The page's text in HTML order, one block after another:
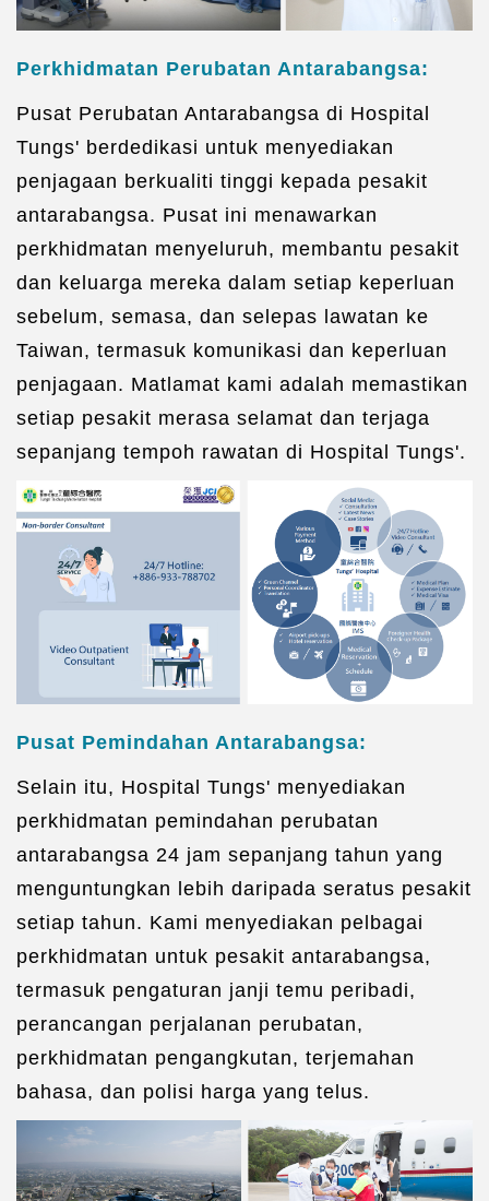
Perkhidmatan Perubatan Antarabangsa:
Pusat Perubatan Antarabangsa di Hospital
Tungs' berdedikasi untuk menyediakan
penjagaan berkualiti tinggi kepada pesakit
antarabangsa. Pusat ini menawarkan
perkhidmatan menyeluruh, membantu pesakit
dan keluarga mereka dalam setiap keperluan
sebelum, semasa, dan selepas lawatan ke
Taiwan, termasuk komunikasi dan keperluan
penjagaan. Matlamat kami adalah memastikan
setiap pesakit merasa selamat dan terjaga
sepanjang tempoh rawatan di Hospital Tungs'.
Pusat Pemindahan Antarabangsa:
Selain itu, Hospital Tungs' menyediakan
perkhidmatan pemindahan perubatan
antarabangsa 24 jam sepanjang tahun yang
menguntungkan lebih daripada seratus pesakit
setiap tahun. Kami menyediakan pelbagai
perkhidmatan untuk pesakit antarabangsa,
termasuk pengaturan janji temu peribadi,
perancangan perjalanan perubatan,
perkhidmatan pengangkutan, terjemahan
bahasa, dan polisi harga yang telus.